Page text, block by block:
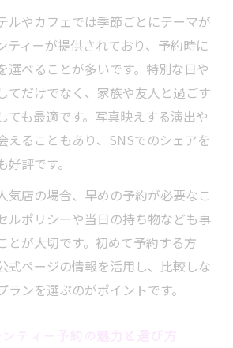
しいアフタヌーンティーの写真
ーンティーで映える盛り付けと演
フタヌーンティー予約の裏技と
タヌーンティー安い店舗の予約活
能なアフタヌーンティー体験の
ルやカフェでは季節ごとにテーマが
ティーが提供されており、予約時に
選べることが多いです。特別な日や
てだけでなく、家族や友人と過ごす
ても最適です。写真映えする演出や
えることもあり、SNSでのシェアを
評です。
気店の場合、早めの予約が必要なこ
ルポリシーや当日の持ち物なども事
とが大切です。初めて予約する方
式ページの情報を活用し、比較しな
ンを選ぶのがポイントです。